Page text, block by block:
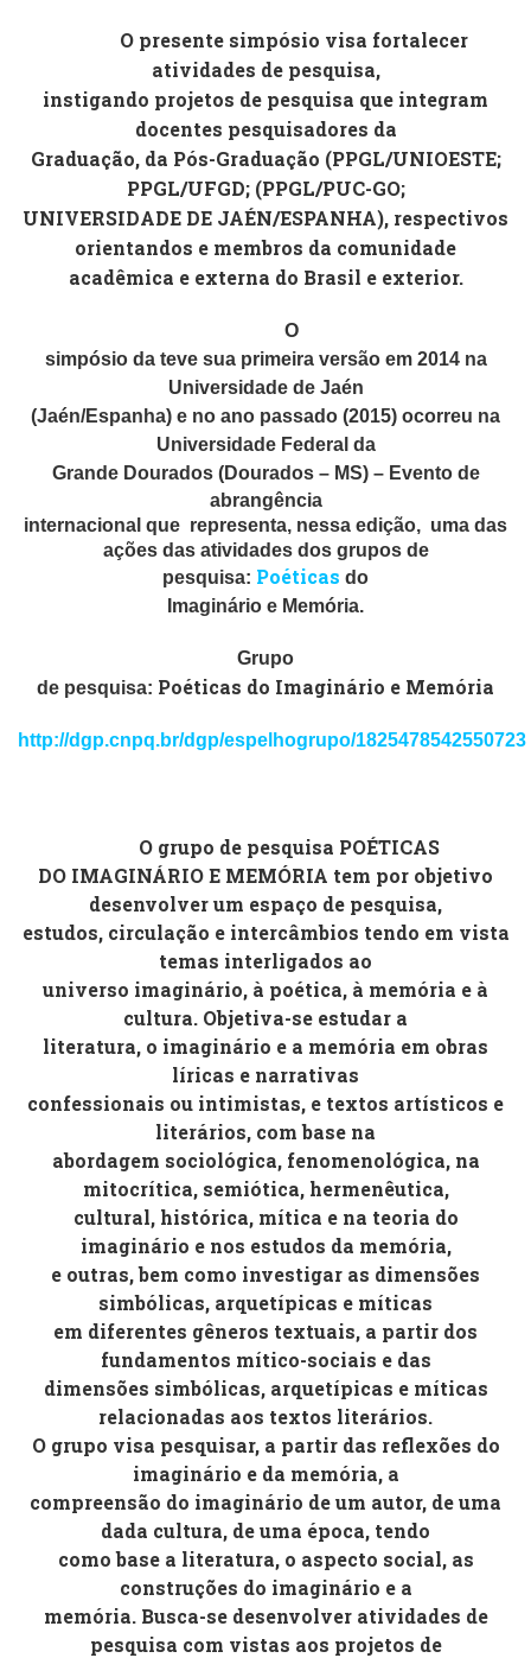
O presente simpósio visa fortalecer
atividades de pesquisa,
instigando projetos de pesquisa que integram
docentes pesquisadores da
Graduação, da Pós-Graduação (PPGL/UNIOESTE;
PPGL/UFGD; (PPGL/PUC-GO;
UNIVERSIDADE DE JAÉN/ESPANHA), respectivos
orientandos e membros da comunidade
acadêmica e externa do Brasil e exterior.
O
simpósio da teve sua primeira versão em 2014 na
Universidade de Jaén
(Jaén/Espanha) e no ano passado (2015) ocorreu na
Universidade Federal da
Grande Dourados (Dourados – MS) – Evento de
abrangência
internacional que representa, nessa edição, uma das
ações das atividades dos grupos de
pesquisa: Poéticas do
Imaginário e Memória.
Grupo
de pesquisa: Poéticas do Imaginário e Memória
http://dgp.cnpq.br/dgp/espelhogrupo/1825478542550723
O grupo de pesquisa POÉTICAS
DO IMAGINÁRIO E MEMÓRIA tem por objetivo
desenvolver um espaço de pesquisa,
estudos, circulação e intercâmbios tendo em vista
temas interligados ao
universo imaginário, à poética, à memória e à
cultura. Objetiva-se estudar a
literatura, o imaginário e a memória em obras
líricas e narrativas
confessionais ou intimistas, e textos artísticos e
literários, com base na
abordagem sociológica, fenomenológica, na
mitocrítica, semiótica, hermenêutica,
cultural, histórica, mítica e na teoria do
imaginário e nos estudos da memória,
e outras, bem como investigar as dimensões
simbólicas, arquetípicas e míticas
em diferentes gêneros textuais, a partir dos
fundamentos mítico-sociais e das
dimensões simbólicas, arquetípicas e míticas
relacionadas aos textos literários.
O grupo visa pesquisar, a partir das reflexões do
imaginário e da memória, a
compreensão do imaginário de um autor, de uma
dada cultura, de uma época, tendo
como base a literatura, o aspecto social, as
construções do imaginário e a
memória. Busca-se desenvolver atividades de
pesquisa com vistas aos projetos de